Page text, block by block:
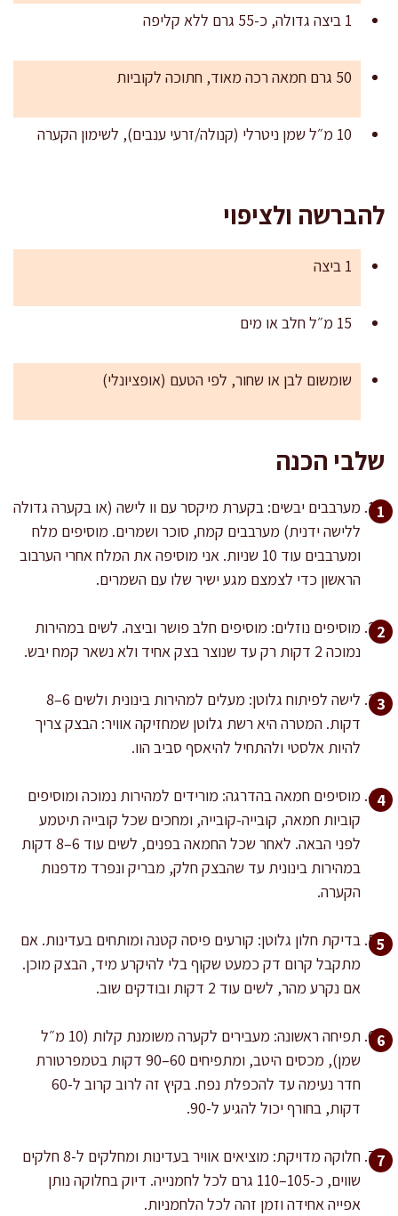
1 ביצה גדולה, כ-55 גרם ללא קליפה
50 גרם חמאה רכה מאוד, חתוכה לקוביות
10 מ״ל שמן ניטרלי (קנולה/זרעי ענבים), לשימון הקערה
להברשה ולציפוי
1 ביצה
15 מ״ל חלב או מים
שומשום לבן או שחור, לפי הטעם (אופציונלי)
שלבי הכנה
מערבבים יבשים: בקערת מיקסר עם וו לישה (או בקערה גדולה
ללישה ידנית) מערבבים קמח, סוכר ושמרים. מוסיפים מלח
ומערבבים עוד 10 שניות. אני מוסיפה את המלח אחרי הערבוב
הראשון כדי לצמצם מגע ישיר שלו עם השמרים.
מוסיפים נוזלים: מוסיפים חלב פושר וביצה. לשים במהירות
נמוכה 2 דקות רק עד שנוצר בצק אחיד ולא נשאר קמח יבש.
לישה לפיתוח גלוטן: מעלים למהירות בינונית ולשים 6–8
דקות. המטרה היא רשת גלוטן שמחזיקה אוויר: הבצק צריך
להיות אלסטי ולהתחיל להיאסף סביב הוו.
מוסיפים חמאה בהדרגה: מורידים למהירות נמוכה ומוסיפים
קוביות חמאה, קובייה-קובייה, ומחכים שכל קובייה תיטמע
לפני הבאה. לאחר שכל החמאה בפנים, לשים עוד 6–8 דקות
במהירות בינונית עד שהבצק חלק, מבריק ונפרד מדפנות
הקערה.
בדיקת חלון גלוטן: קורעים פיסה קטנה ומותחים בעדינות. אם
מתקבל קרום דק כמעט שקוף בלי להיקרע מיד, הבצק מוכן.
אם נקרע מהר, לשים עוד 2 דקות ובודקים שוב.
תפיחה ראשונה: מעבירים לקערה משומנת קלות (10 מ״ל
שמן), מכסים היטב, ומתפיחים 60–90 דקות בטמפרטורת
חדר נעימה עד להכפלת נפח. בקיץ זה לרוב קרוב ל-60
דקות, בחורף יכול להגיע ל-90.
חלוקה מדויקת: מוציאים אוויר בעדינות ומחלקים ל-8 חלקים
שווים, כ-105–110 גרם לכל לחמנייה. דיוק בחלוקה נותן
אפייה אחידה וזמן זהה לכל הלחמניות.